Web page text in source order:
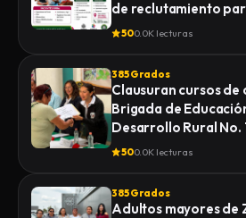
de reclutamiento
industrial
500.0K lecturas
385 Grados
Clausuran cursos
Brigada de
Desarrollo Rural No.
Zacualpan
500.0K lecturas
385 Grados
Adultos mayores de